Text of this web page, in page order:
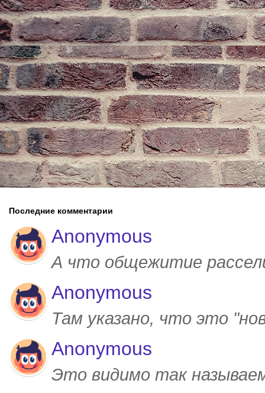
Последние комментарии
Anonymous
А что общежитие
Anonymous
Там указано, что это
Anonymous
Это видимо так